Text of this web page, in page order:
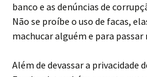
banco e as denúncias de
Não se proíbe o uso de facas,
machucar alguém e para
Além de devassar a privacidade